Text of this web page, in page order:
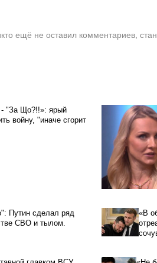
ещё не оставил комментариев,
- "За Що?!!»: ярый
войну, "иначе сгорит
Путин сделал ряд
СВО и тылом.
«В